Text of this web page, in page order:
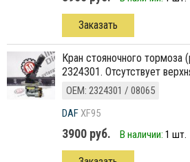
Заказать
кран стояночного тормоза (ручник) б/у \ ОЕМ:
2324301. Отсутствует
ОЕМ: 2324301 / 08065
DAFXF95
3900 руб. В наличии: 1 шт.